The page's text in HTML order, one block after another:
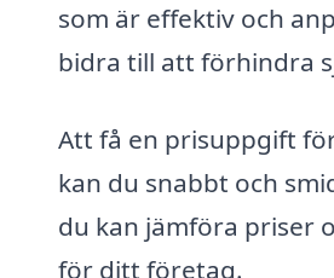
som är effektiv och
bidra till att förhindra
Att få en prisuppgift
kan du snabbt och
du kan jämföra priser
för ditt företag.